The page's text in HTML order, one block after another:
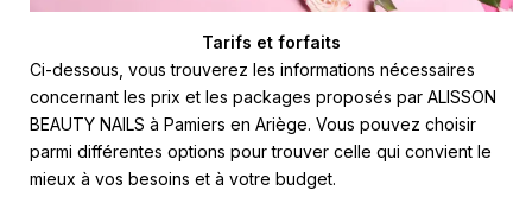
Tarifs et forfaits
Ci-dessous, vous trouverez les informations nécessaires
concernant les prix et les packages proposés par ALISSON
BEAUTY NAILS à Pamiers en Ariège. Vous pouvez choisir
parmi différentes options pour trouver celle qui convient le
mieux à vos besoins et à votre budget.